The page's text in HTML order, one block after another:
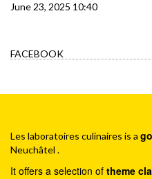
June 23, 2025 10:40
FACEBOOK
Les laboratoires culinaires is a
Neuchâtel .
It offers a selection of theme